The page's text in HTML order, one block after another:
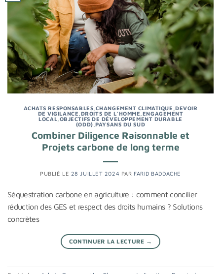
ACHATS RESPONSABLES CHANGEMENT CLIMATIQUE ,DEVOIR
DE VIGILANCE DROITS DE L'HOMME ENGAGEMENT
LOCAL
OBJECTIFS DE DÉVELOPPEMENT DURABLE
(ODD) ,PAYSANS DU SUD
Combiner Diligence Raisonnable et
Projets carbone de long terme
PUBLIÉ LE 28 JUILLET 2024 PAR FARID BADDACHE
Séquestration carbone en agriculture : comment concilier
réduction des GES et respect des droits humains ? Solutions
concrètes
CONTINUER LA LECTURE →